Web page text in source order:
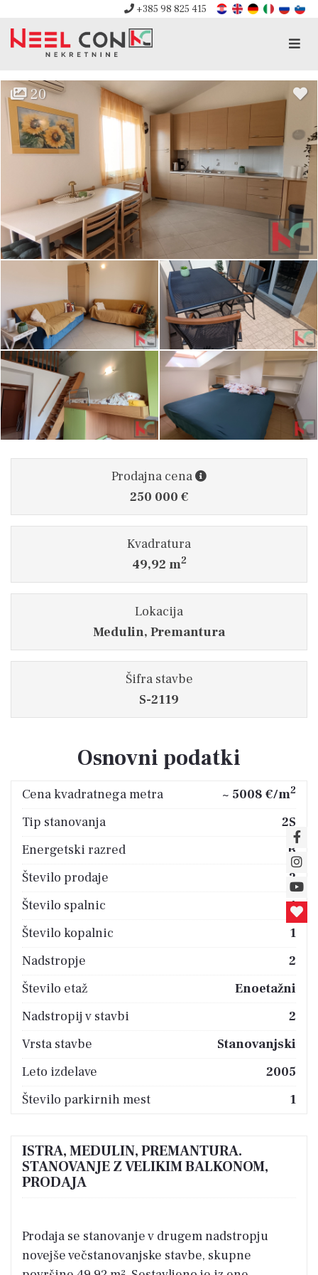
+385 98 825 415
20
Prodajna cena
250 000 €
Kvadratura
49,92 m2
Lokacija
Medulin, Premantura
Šifra stavbe
S-2119
Osnovni podatki
Cena kvadratnega metra ~ 5008 €/m2
Tip stanovanja
2S
Energetski razred
B
Število prodaje
2
Število spalnic
1
Število kopalnic
1
Nadstropje
2
Število etaž
Enoetažni
Nadstropij v stavbi
2
Vrsta stavbe
Stanovanjski
Leto izdelave
2005
Število parkirnih mest
1
ISTRA, MEDULIN, PREMANTURA.
STANOVANJE Z VELIKIM BALKONOM,
PRODAJA
Prodaja se stanovanje v drugem nadstropju
novejše večstanovanjske stavbe, skupne